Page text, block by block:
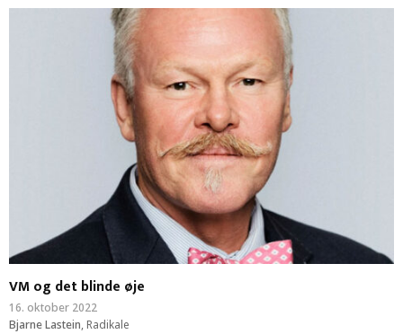
VM og det blinde øje
16. oktober 2022
Bjarne Lastein, Radikale